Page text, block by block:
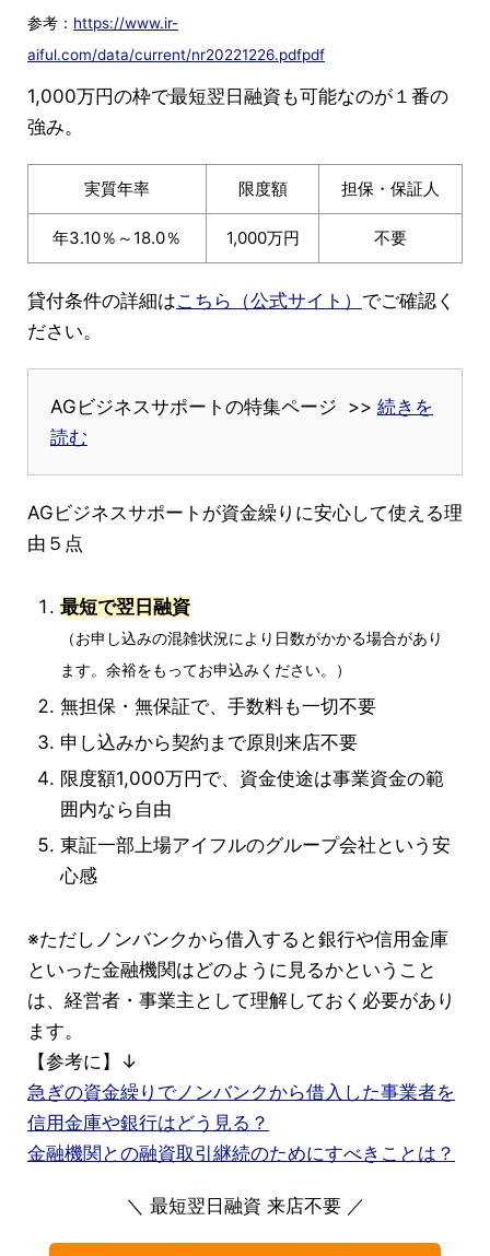
参考： https://www.ir-
aiful.com/data/current/nr20221226.pdfpdf
1,000万円の枠で最短翌日融資も可能なのが１番の
強み。
実質年率 限度額 担保・保証人
年3.10％～18.0％ 1,000万円 不要
貸付条件の詳細はこちら（公式サイト） でご確認く
ださい。
AGビジネスサポートの特集ページ >> 続きを
読む
AGビジネスサポートが資金繰りに安心して使える理
由５点
最短で翌日融資
（お申し込みの混雑状況により日数がかかる場合があり
ます。余裕をもってお申込みください。）
無担保・無保証で、手数料も一切不要
申し込みから契約まで原則来店不要
限度額1,000万円で、資金使途は事業資金の範
囲内なら自由
東証一部上場アイフルのグループ会社という安
心感
※ただしノンバンクから借入すると銀行や信用金庫
といった金融機関はどのように見るかということ
は、経営者・事業主として理解しておく必要があり
ます。
【参考に】↓
急ぎの資金繰りでノンバンクから借入した事業者を
信用金庫や銀行はどう見る？
金融機関との融資取引継続のためにすべきことは？
＼ 最短翌日融資 来店不要 ／